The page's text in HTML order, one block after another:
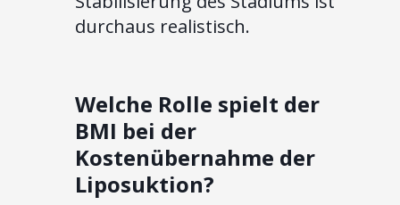
durchaus realistisch.
Welche Rolle spielt der
BMI bei der
Kostenübernahme der
Liposuktion?